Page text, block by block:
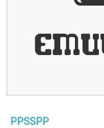
PPSSPP